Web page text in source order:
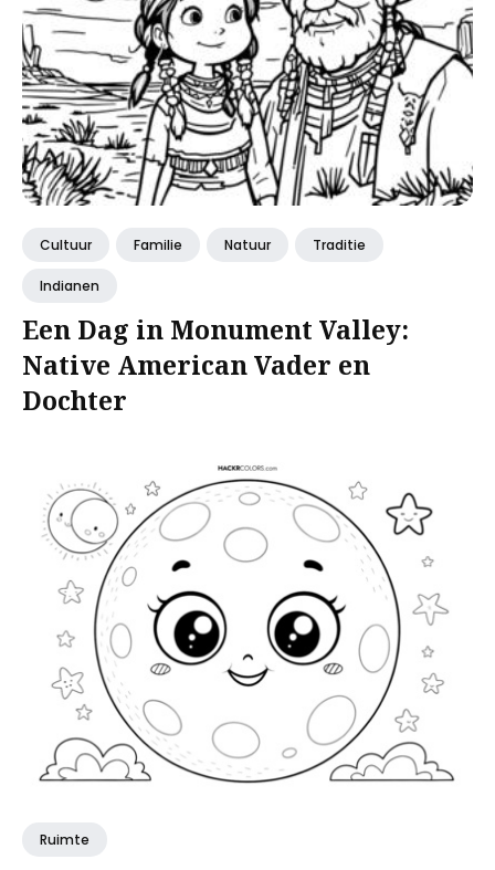
Cultuur Familie Natuur Traditie
Indianen
Een Dag in Monument Valley:
Native American Vader en
Dochter
Ruimte